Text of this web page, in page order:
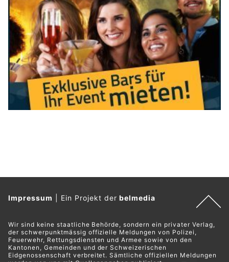
Impressum Ein Projekt derbelmedia
Wir sind keine staatliche Behörde, sondern ein privater Verlag,
der schwerpunktmässig offizielle Meldungen von Polizei,
Feuerwehr, Rettungsdiensten und Armee sowie von den
Kantonen, Gemeinden und der Schweizerischen
Eidgenossenschaft verbreitet. Sämtliche offiziellen Meldungen